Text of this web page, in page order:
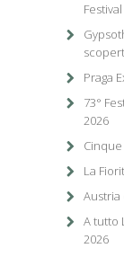
Praga
73°
2026
La
Austria
A tutto
2026